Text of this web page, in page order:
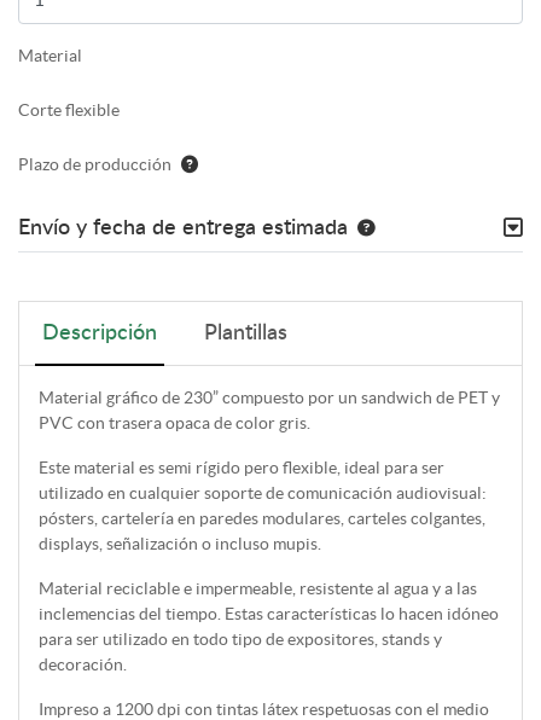
Material
Corte flexible
Plazo de producción
Envío y fecha de entrega estimada
Descripción Plantillas
Material gráfico de 230” compuesto por un sandwich de PET y
PVC con trasera opaca de color gris.
Este material es semi rígido pero flexible, ideal para ser
utilizado en cualquier soporte de comunicación audiovisual:
pósters, cartelería en paredes modulares, carteles colgantes,
displays, señalización o incluso mupis.
Material reciclable e impermeable, resistente al agua y a las
inclemencias del tiempo. Estas características lo hacen idóneo
para ser utilizado en todo tipo de expositores, stands y
decoración.
Impreso a 1200 dpi con tintas látex respetuosas con el medio